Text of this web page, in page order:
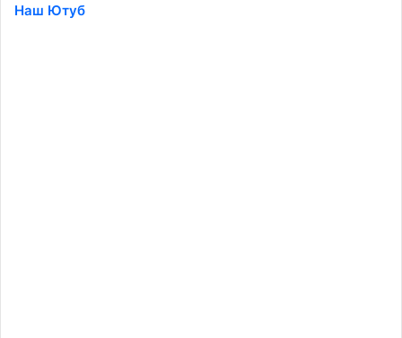
Наш Ютуб